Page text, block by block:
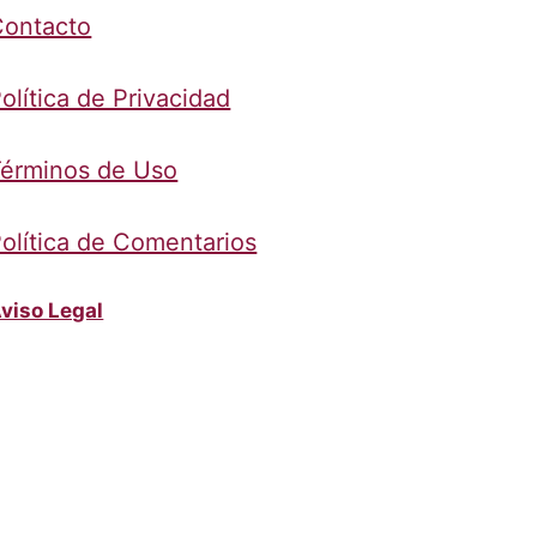
de Privacidad
de Uso
de Comentarios
Legal